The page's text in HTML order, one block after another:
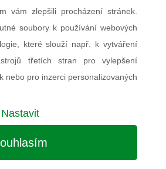
vám zlepšili procházení stránek.
soubory k používání webových
které slouží např. k vytváření
třetích stran pro vylepšení
nebo pro inzerci personalizovaných
Nastavit